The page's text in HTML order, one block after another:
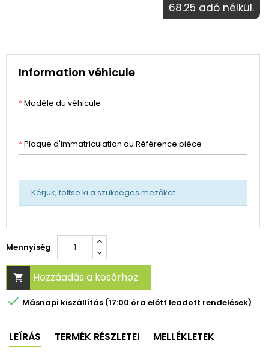
68.25 adó nélkül.
Information véhicule
*Modèle du véhicule
*Plaque d'immatriculation ou Référence pièce
Kérjük, töltse ki a szükséges mezőket.
Mennyiség
 Hozzáadás a kosárhoz
 Másnapi kiszállítás (17:00 óra előtt leadott rendelések)
LEÍRÁS TERMÉK RÉSZLETEI MELLÉKLETEK